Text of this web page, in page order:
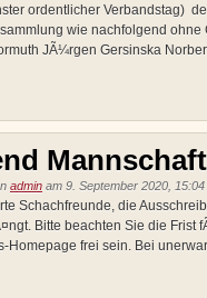
ordentlicher Verbandstag)
wie nachfolgend
JÃ¼rgen Gersinska
admin am 9. September 2020,
Schachfreunde, die
Bitte beachten Sie die Frist
Homepage frei sein. Bei